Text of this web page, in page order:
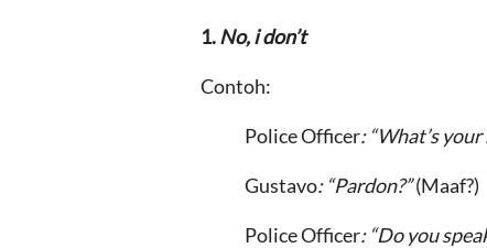
1.No, i don’t
Contoh:
Police Officer: “What’s your
Gustavo: “Pardon?”(Maaf?)
Police Officer: “Do you